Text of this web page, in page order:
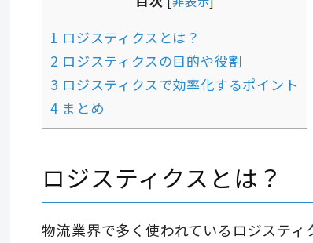
1 ロジスティクスとは？
2 ロジスティクスの目的や役割
3 ロジスティクスで効率化するポイント
4 まとめ
ロジスティクスとは？
物流業界で多く使われているロジステ